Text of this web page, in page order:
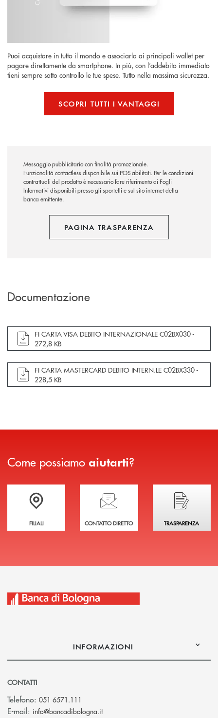
Puoi acquistare in tutto il mondo e associarla ai principali wallet per
pagare direttamente da smartphone. In più, con l’addebito immediato
tieni sempre sotto controllo le tue spese. Tutto nella massima sicurezza.
SCOPRI TUTTI I VANTAGGI
Messaggio pubblicitario con finalità promozionale.
Funzionalità contactless disponibile sui POS abilitati. Per le condizioni
contrattuali del prodotto è necessario fare riferimento ai Fogli
Informativi disponibili presso gli sportelli e sul sito internet della
banca emittente.
PAGINA TRASPARENZA
Documentazione
apre documento in una nuova finestra
FI CARTA VISA DEBITO INTERNAZIONALE C02BX030 -
272,8 KB
apre documento in una nuova finestra
FI CARTA MASTERCARD DEBITO INTERN.LE C02BX330 -
228,5 KB
Come possiamo aiutarti?
Trova la filiale più vicina a te
FILIALI
Hai bisogno di assistenza immediata?
CONTATTO DIRETTO
Hai bisogno di
TRASPARENZA
INFORMAZIONI
CONTATTI
Telefono: 051 6571.111
E-mail: info@bancadibologna.it(si apre l’app di posta elettronica)